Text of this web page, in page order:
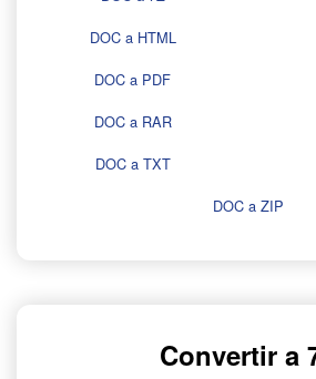
DOC a HTML
DOC a PDF
DOC a RAR
DOC a TXT
DOC a ZIP
Convertir a